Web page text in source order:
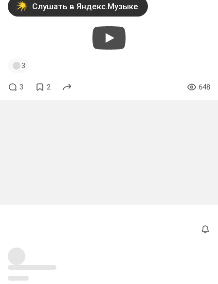
Слушать в Яндекс.Музыке
3
3 2 648